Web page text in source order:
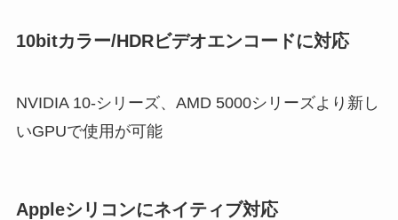
10bitカラー/HDRビデオエンコードに対応
NVIDIA 10-シリーズ、AMD 5000シリーズより新し
いGPUで使用が可能
Appleシリコンにネイティブ対応